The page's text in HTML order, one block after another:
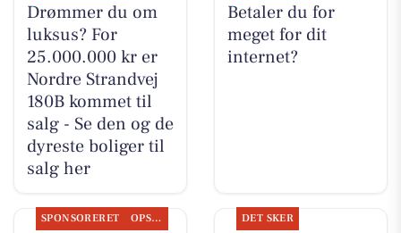
Drømmer du om
luksus? For
25.000.000 kr er
Nordre Strandvej
180B kommet til
salg - Se den og de
dyreste boliger til
salg her
Betaler du for
meget for dit
internet?
SPONSORERET OPSLAGSTAVLEN DET SKER